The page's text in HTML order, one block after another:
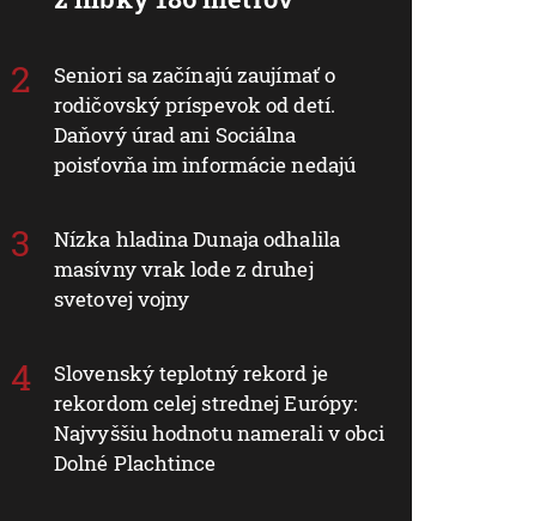
Seniori sa začínajú zaujímať o
rodičovský príspevok od detí.
Daňový úrad ani Sociálna
poisťovňa im informácie nedajú
Nízka hladina Dunaja odhalila
masívny vrak lode z druhej
svetovej vojny
Slovenský teplotný rekord je
rekordom celej strednej Európy:
Najvyššiu hodnotu namerali v obci
Dolné Plachtince